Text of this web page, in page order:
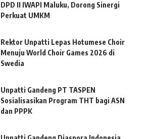
DPD II IWAPI Maluku, Dorong Sinergi
Perkuat UMKM
Rektor Unpatti Lepas Hotumese Choir
Menuju World Choir Games 2026 di
Swedia
Unpatti Gandeng PT TASPEN
Sosialisasikan Program THT bagi ASN
dan PPPK